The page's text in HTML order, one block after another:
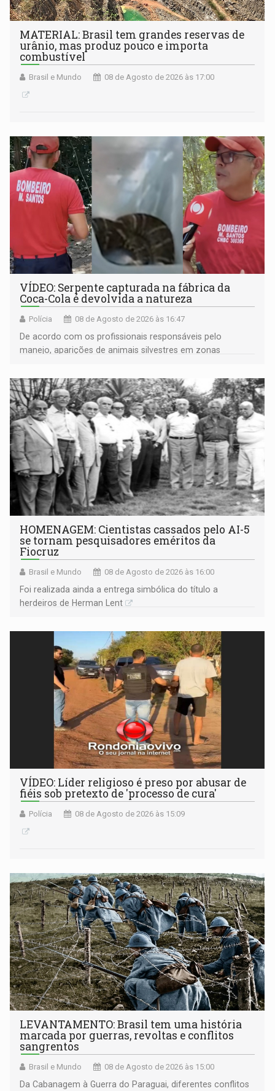
MATERIAL: Brasil tem grandes reservas de
urânio, mas produz pouco e importa
combustível
Brasil e Mundo 08 de Agosto de 2026 às 17:00
VÍDEO: Serpente capturada na fábrica da
Coca-Cola é devolvida a natureza
Polícia 08 de Agosto de 2026 às 16:47
De acordo com os profissionais responsáveis pelo
manejo, aparições de animais silvestres em zonas
HOMENAGEM: Cientistas cassados pelo AI-5
se tornam pesquisadores eméritos da
Fiocruz
Brasil e Mundo 08 de Agosto de 2026 às 16:00
Foi realizada ainda a entrega simbólica do título a
herdeiros de Herman Lent
VÍDEO: Líder religioso é preso por abusar de
fiéis sob pretexto de 'processo de cura'
Polícia 08 de Agosto de 2026 às 15:09
LEVANTAMENTO: Brasil tem uma história
marcada por guerras, revoltas e conflitos
sangrentos
Brasil e Mundo 08 de Agosto de 2026 às 15:00
Da Cabanagem à Guerra do Paraguai, diferentes conflitos